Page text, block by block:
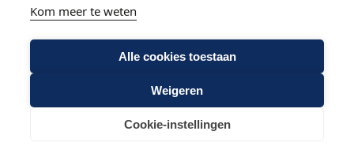
Kom meer te weten
Alle cookies toestaan
Weigeren
Cookie-instellingen
DEFINITIEF ONTWERP
GEPRESENTEERD
23 JUNI 2020
Circulaire ambities vertaald naar ontwerp nieuwe